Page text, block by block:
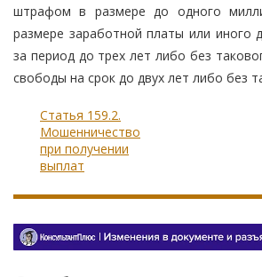
штрафом в размере до одного
размере заработной платы или иного
за период до трех лет либо без
свободы на срок до двух лет либо без
Статья 159.2.
Мошенничество
при получении
выплат